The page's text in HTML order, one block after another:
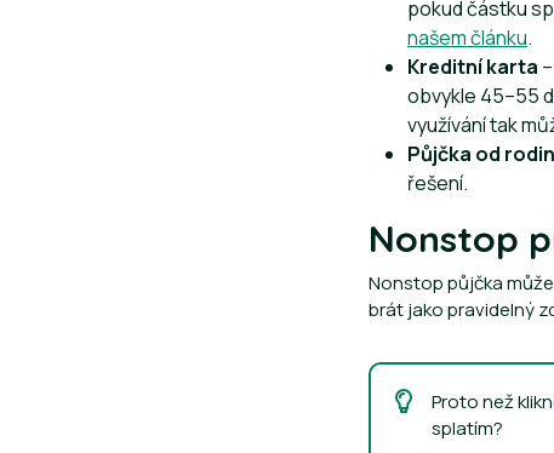
pokud částku
našem článku.
Kreditní karta
obvykle 45–55
využívání tak
Půjčka od
řešení.
Nonstop
Nonstop půjčka
brát jako pravidelný
Proto než
splatím?